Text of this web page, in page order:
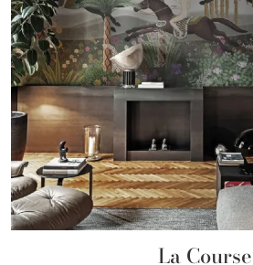
La Course